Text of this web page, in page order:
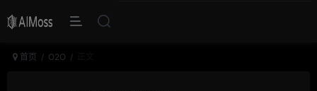
首页 O2O